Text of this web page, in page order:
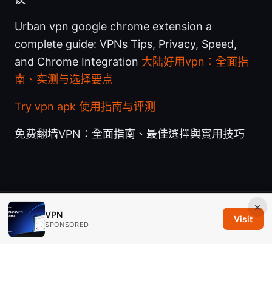
Urban vpn google chrome extension a
complete guide: VPNs Tips, Privacy, Speed,
and Chrome Integration 大陆好用vpn：全面指
南、实测与选择要点
Try vpn apk 使用指南与评测
免费翻墙VPN：全面指南、最佳選擇與實用技巧
×
VPN
SPONSORED
Visit
© 2026 Savannah Em Media LLC. All rights reserved.